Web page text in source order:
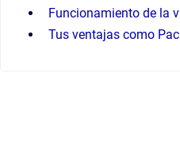
Funcionamiento de la
Tus ventajas como